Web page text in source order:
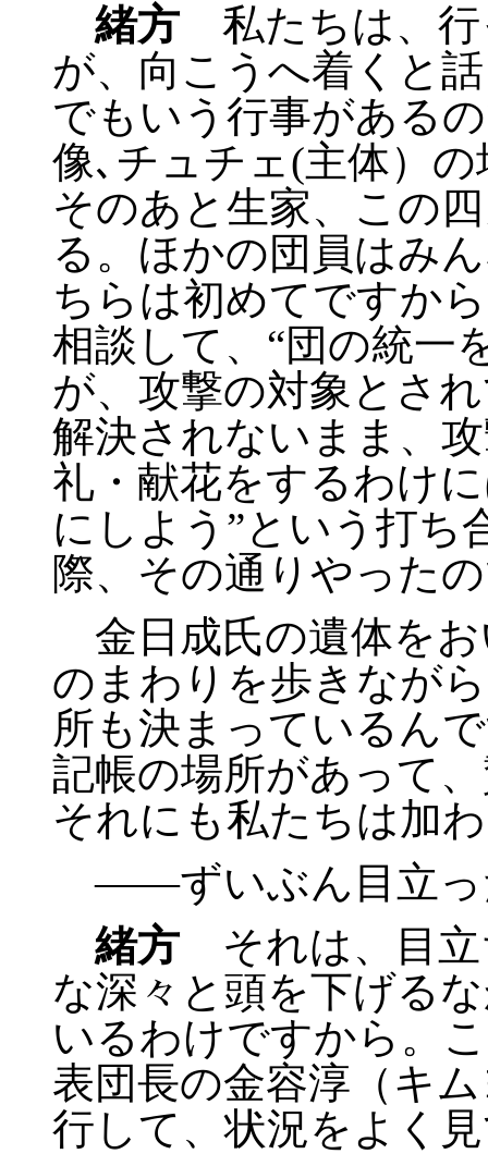
緒方 私たちは、行
が、向こうへ着くと
でもいう行事がある
像､チュチェ(主体）
そのあと生家、この
る。ほかの団員はみ
ちらは初めてですか
相談して、“団の統一
が、攻撃の対象とさ
解決されないまま、
礼・献花をするわけ
にしよう”という打ち
際、その通りやった
金日成氏の遺体を
のまわりを歩きなが
所も決まっているん
記帳の場所があって
それにも私たちは加
――ずいぶん目立っ
緒方 それは、目立
な深々と頭を下げる
いるわけですから。
表団長の金容淳（キ
行して、状況をよく